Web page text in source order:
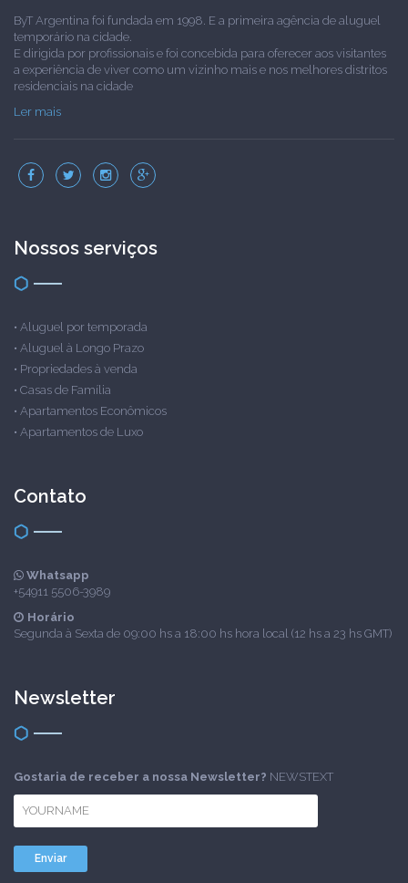
ByT Argentina foi fundada em 1998. E a primeira agência de aluguel
temporário na cidade.
E dirigida por profissionais e foi concebida para oferecer aos visitantes
a experiência de viver como um vizinho mais e nos melhores distritos
residenciais na cidade
Ler mais
Nossos serviços
• Aluguel por temporada
• Aluguel à Longo Prazo
• Propriedades à venda
• Casas de Família
• Apartamentos Econômicos
• Apartamentos de Luxo
Contato
Whatsapp
+54911 5506-3989
Horário
Segunda à Sexta de 09:00 hs a 18:00 hs hora local (12 hs a 23 hs GMT)
Newsletter
Gostaria de receber a nossa Newsletter? NEWSTEXT